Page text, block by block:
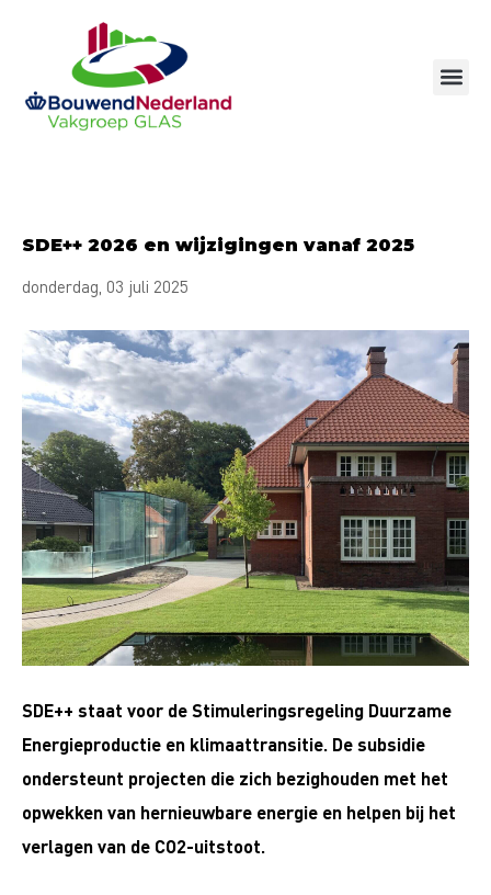
inhoud
SDE++ 2026 en wijzigingen vanaf 2025
donderdag, 03 juli 2025
SDE++ staat voor de Stimuleringsregeling Duurzame
Energieproductie en klimaattransitie. De subsidie
ondersteunt projecten die zich bezighouden met het
opwekken van hernieuwbare energie en helpen bij het
verlagen van de CO2-uitstoot.